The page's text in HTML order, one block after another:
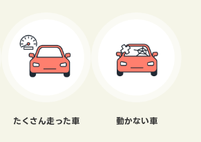
たくさん走った車 動かない車